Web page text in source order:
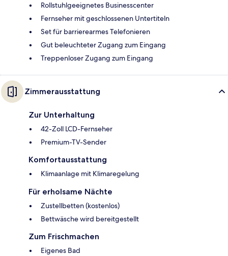
Rollstuhlgeeignetes Businesscenter
Fernseher mit geschlossenen Untertiteln
Set für barrierearmes Telefonieren
Gut beleuchteter Zugang zum Eingang
Treppenloser Zugang zum Eingang
Zimmerausstattung
Zur Unterhaltung
42-Zoll LCD-Fernseher
Premium-TV-Sender
Komfortausstattung
Klimaanlage mit Klimaregelung
Für erholsame Nächte
Zustellbetten (kostenlos)
Bettwäsche wird bereitgestellt
Zum Frischmachen
Eigenes Bad